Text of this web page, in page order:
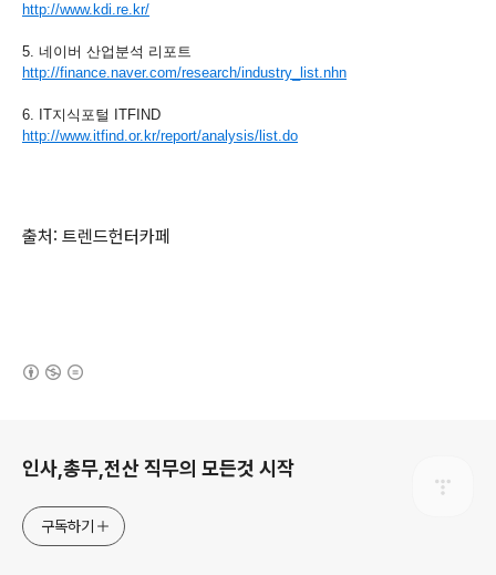
http://www.kdi.re.kr/
5. 네이버 산업분석 리포트
http://finance.naver.com/research/industry_list.nhn
6. IT지식포털 ITFIND
http://www.itfind.or.kr/report/analysis/list.do
출처: 트렌드헌터카페
인사,총무,전산 직무의 모든것 시작
구독하기